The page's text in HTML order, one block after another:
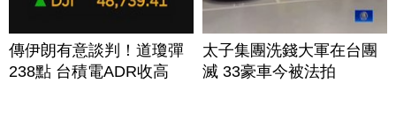
傳伊朗有意談判！道瓊彈
238點 台積電ADR收高
太子集團洗錢大軍在台團
滅 33豪車今被法拍